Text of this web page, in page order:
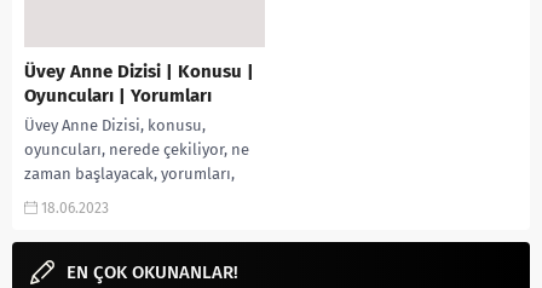
Üvey Anne Dizisi | Konusu |
Oyuncuları | Yorumları
Üvey Anne Dizisi, konusu,
oyuncuları, nerede çekiliyor, ne
zaman başlayacak, yorumları,
ekşi, atv dizileri, incelemesi,
aramalarınıza...
18.06.2023
EN ÇOK OKUNANLAR!